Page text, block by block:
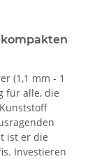
(1,1 mm - 1
für alle, die
ist er die
Investieren